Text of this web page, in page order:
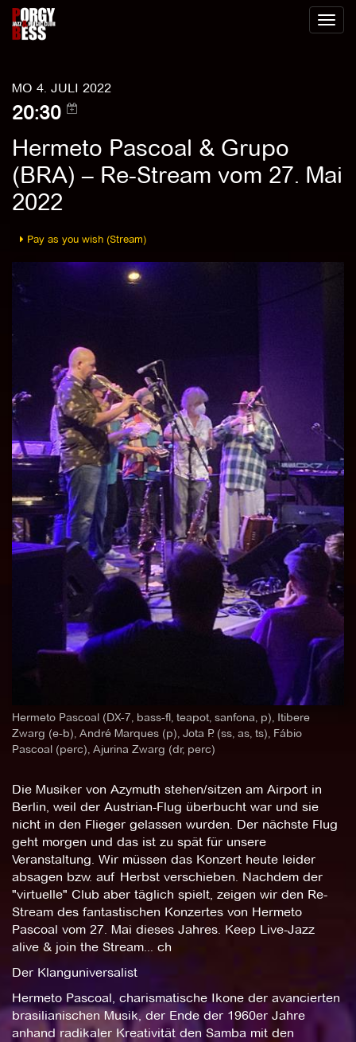
Toggle
MO 4. JULI 2022
20:30
Hermeto Pascoal & Grupo
(BRA) – Re-Stream vom 27. Mai
2022
Pay as you wish (Stream)
Hermeto Pascoal (DX-7, bass-fl, teapot, sanfona, p), Itibere
Zwarg (e-b), André Marques (p), Jota P. (ss, as, ts), Fábio
Pascoal (perc), Ajurina Zwarg (dr, perc)
Die Musiker von Azymuth stehen/sitzen am Airport in
Berlin, weil der Austrian-Flug überbucht war und sie
nicht in den Flieger gelassen wurden. Der nächste Flug
geht morgen und das ist zu spät für unsere
Veranstaltung. Wir müssen das Konzert heute leider
absagen bzw. auf Herbst verschieben. Nachdem der
"virtuelle" Club aber täglich spielt, zeigen wir den Re-
Stream des fantastischen Konzertes von Hermeto
Pascoal vom 27. Mai dieses Jahres. Keep Live-Jazz
alive & join the Stream... ch
Der Klanguniversalist
Hermeto Pascoal, charismatische Ikone der avancierten
brasilianischen Musik, der Ende der 1960er Jahre
anhand radikaler Kreativität den Samba mit den